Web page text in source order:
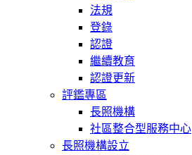
法規
登錄
認證
繼續教育
認證更新
評鑑專區
長照機構
社區整合型服務中心
長照機構設立